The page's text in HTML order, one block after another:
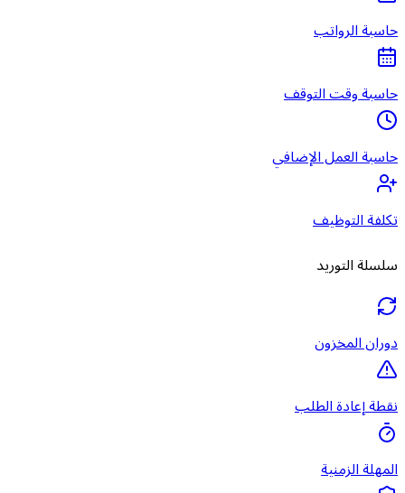
حاسبة الرواتب
حاسبة وقت التوقف
حاسبة العمل الإضافي
تكلفة التوظيف
سلسلة التوريد
دوران المخزون
نقطة إعادة الطلب
المهلة الزمنية